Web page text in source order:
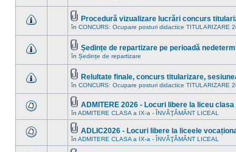
sunt
sunt
Fişier(e)
ataşat(e)
Procedură vizualizare lucrări concurs
în CONCURS: Ocupare posturi didactice TITULARIZARE
sunt
Fişier(e)
ataşat(e)
Ședințe de repartizare pe perioadă
în Ședințe de repartizare
sunt
în
Fişier(e)
ataşat(e)
Relultate finale, concurs titularizare,
în CONCURS: Ocupare posturi didactice TITULARIZARE
sunt
în
Fişier(e)
ataşat(e)
ADMITERE 2026 - Locuri libere la liceu
în ADMITERE CLASA a IX-a - ÎNVĂŢĂMÂNT LICEAL
sunt
Fişier(e)
ataşat(e)
ADLIC2026 - Locuri libere la liceele
în ADMITERE CLASA a IX-a - ÎNVĂŢĂMÂNT LICEAL